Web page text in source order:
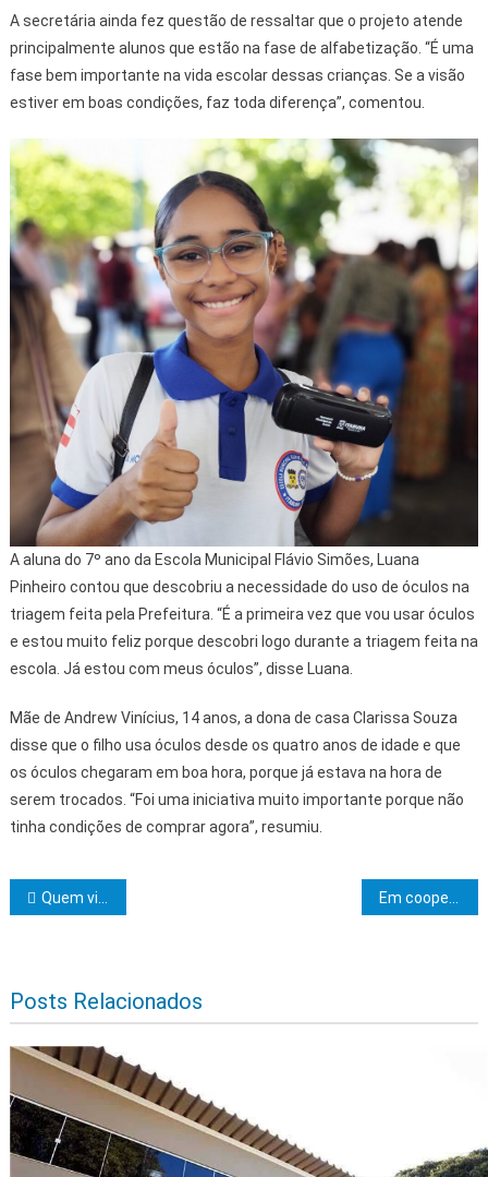
A secretária ainda fez questão de ressaltar que o projeto atende
principalmente alunos que estão na fase de alfabetização. “É uma
fase bem importante na vida escolar dessas crianças. Se a visão
estiver em boas condições, faz toda diferença”, comentou.
A aluna do 7º ano da Escola Municipal Flávio Simões, Luana
Pinheiro contou que descobriu a necessidade do uso de óculos na
triagem feita pela Prefeitura. “É a primeira vez que vou usar óculos
e estou muito feliz porque descobri logo durante a triagem feita na
escola. Já estou com meus óculos”, disse Luana.
Mãe de Andrew Vinícius, 14 anos, a dona de casa Clarissa Souza
disse que o filho usa óculos desde os quatro anos de idade e que
os óculos chegaram em boa hora, porque já estava na hora de
serem trocados. “Foi uma iniciativa muito importante porque não
tinha condições de comprar agora”, resumiu.
Navegação de Post
Quem vive apressado, não gosta de si mesmo Em cooperação inédita, Governo da Bahia oficializa acordo de compra de trens de VLT do Mato Grosso
Posts Relacionados